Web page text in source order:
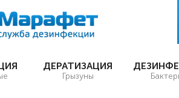
ДЕРАТИЗАЦИЯ
Грызуны